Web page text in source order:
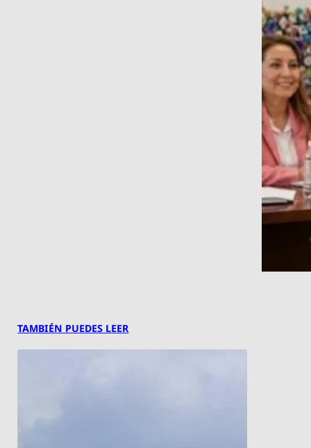
TAMBIÉN PUEDES LEER